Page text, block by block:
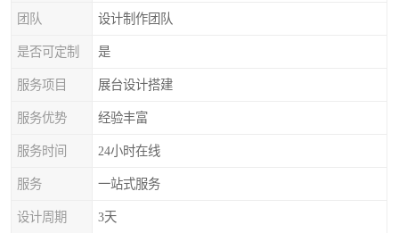
团队 设计制作团队
是否可定制 是
服务项目 展台设计搭建
服务优势 经验丰富
服务时间 24小时在线
服务 一站式服务
设计周期 3天